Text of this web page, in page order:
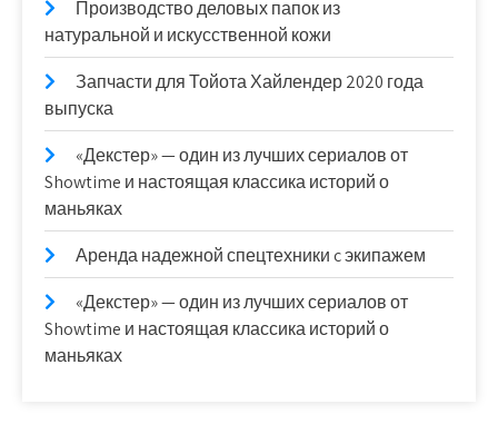
Производство деловых папок из
натуральной и искусственной кожи
Запчасти для Тойота Хайлендер 2020 года
выпуска
«Декстер» — один из лучших сериалов от
Showtime и настоящая классика историй о
маньяках
Аренда надежной спецтехники c экипажем
«Декстер» — один из лучших сериалов от
Showtime и настоящая классика историй о
маньяках